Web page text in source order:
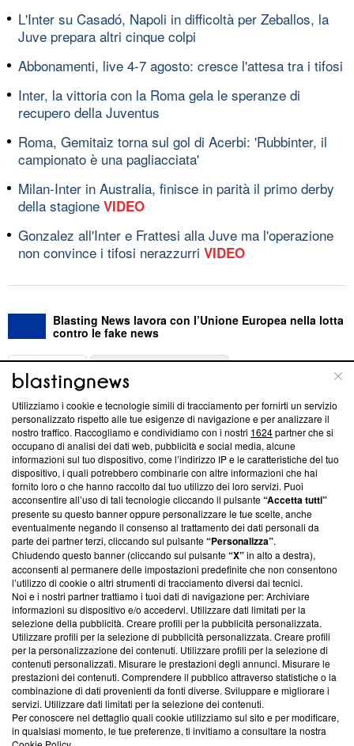
L'Inter su Casadó, Napoli in difficoltà per Zeballos, la
Juve prepara altri cinque colpi
Abbonamenti, live 4-7 agosto: cresce l'attesa tra i tifosi
Inter, la vittoria con la Roma gela le speranze di
recupero della Juventus
Roma, Gemitaiz torna sul gol di Acerbi: 'Rubbinter, il
campionato è una pagliacciata'
Milan-Inter in Australia, finisce in parità il primo derby
della stagione VIDEO
Gonzalez all'Inter e Frattesi alla Juve ma l'operazione
non convince i tifosi nerazzurri VIDEO
Blasting News lavora con l’Unione Europea nella lotta
contro le fake news
ABOUT
Questa sezione offre informazioni trasparenti su Blasting
News, sui nostri processi editoriali e su come ci impegniamo a
creare news di qualità. Inoltre, afferma la nostra aderenza a
‘Trust Project - News with Integrity’Blasting News non è
ancora membro del programma, ma ha richiesto di farne
parte; Trust Project non ha ancora effettuato una verifica di
conformità agli standard.
Su di noi
Team editoriale
Corporate
Redazione
Informativa Privacy
Cookie Policy
Blasting SA, IDI CHE-247.845.224, Via Carlo Frasca, 3 - 6900
Lugano (Svizzera) Tel:+39 0690258937
Utilizziamo i cookie e tecnologie simili di tracciamento per fornirti un servizio
personalizzato rispetto alle tue esigenze di navigazione e per analizzare il
nostro traffico. Raccogliamo e condividiamo con i nostri 1624partner che si
occupano di analisi dei dati web, pubblicità e social media, alcune
informazioni sul tuo dispositivo, come l’indirizzo IP e le caratteristiche del tuo
dispositivo, i quali potrebbero combinarle con altre informazioni che hai
fornito loro o che hanno raccolto dal tuo utilizzo dei loro servizi. Puoi
acconsentire all’uso di tali tecnologie cliccando il pulsante“Accetta tutti”
presente su questo banner oppure personalizzare le tue scelte, anche
eventualmente negando il consenso al trattamento dei dati personali da
parte dei partner terzi, cliccando sul pulsante“Personalizza”.
Chiudendo questo banner (cliccando sul pulsante“X”in alto a destra),
acconsenti al permanere delle impostazioni predefinite che non consentono
l’utilizzo di cookie o altri strumenti di tracciamento diversi dai tecnici.
Noi e i nostri partner trattiamo i tuoi dati di navigazione per: Archiviare
informazioni su dispositivo e/o accedervi. Utilizzare dati limitati per la
selezione della pubblicità. Creare profili per la pubblicità personalizzata.
Utilizzare profili per la selezione di pubblicità personalizzata. Creare profili
per la personalizzazione dei contenuti. Utilizzare profili per la selezione di
contenuti personalizzati. Misurare le prestazioni degli annunci. Misurare le
prestazioni dei contenuti. Comprendere il pubblico attraverso statistiche o la
combinazione di dati provenienti da fonti diverse. Sviluppare e migliorare i
servizi. Utilizzare dati limitati per la selezione dei contenuti.
Per conoscere nel dettaglio quali cookie utilizziamo sul sito e per modificare,
in qualsiasi momento, le tue preferenze, ti invitiamo a consultare la nostra